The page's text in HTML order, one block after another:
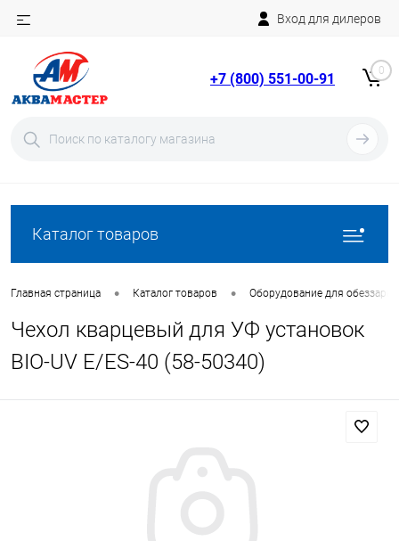
Вход для дилеров
+7 (800) 551-00-91 0
Каталог товаров
Главная страница • Каталог товаров • Оборудование для
Чехол кварцевый для УФ установок
BIO-UV E/ES-40 (58-50340)